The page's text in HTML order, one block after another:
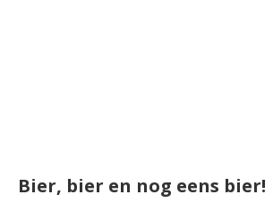
Bier, bier en nog eens bier!